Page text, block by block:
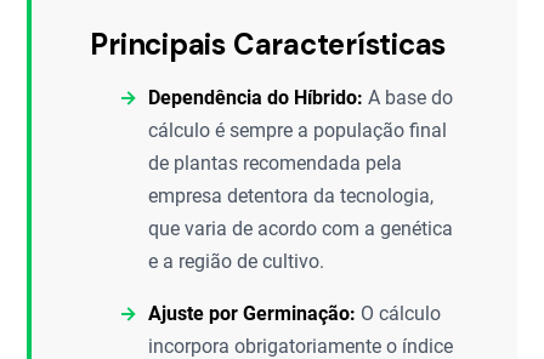
Principais Características
Dependência do Híbrido: A base do
cálculo é sempre a população final
de plantas recomendada pela
empresa detentora da tecnologia,
que varia de acordo com a genética
e a região de cultivo.
Ajuste por Germinação: O cálculo
incorpora obrigatoriamente o índice